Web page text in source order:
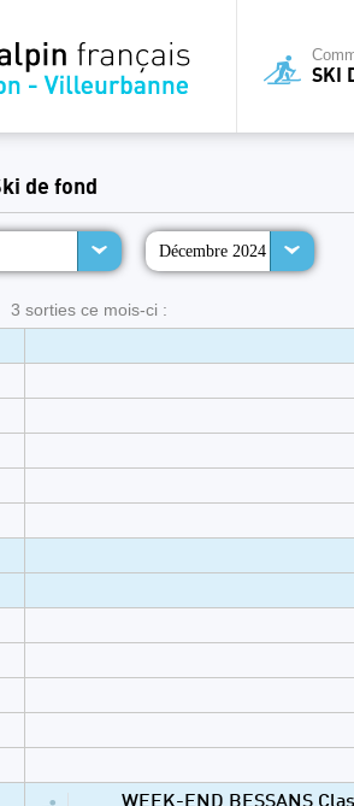
SKI
de fond
Décembre 2024
3 sorties ce mois-ci :